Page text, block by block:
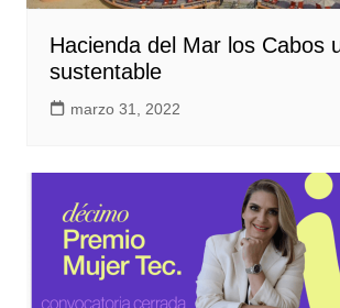
Hacienda del Mar los Cabos
sustentable
marzo 31, 2022